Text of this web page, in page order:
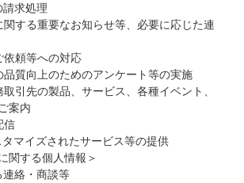
請求処理
関する重要なお知らせ等、必要に応じた連
依頼等への対応
品質向上のためのアンケート等の実施
取引先の製品、サービス、各種イベント、
案内
信
タマイズされたサービス等の提供
関する個人情報＞
連絡・商談等